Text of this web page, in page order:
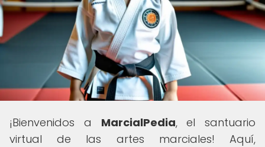
¡Bienvenidos a MarcialPedia, el santuario
virtual de las artes marciales! Aquí,